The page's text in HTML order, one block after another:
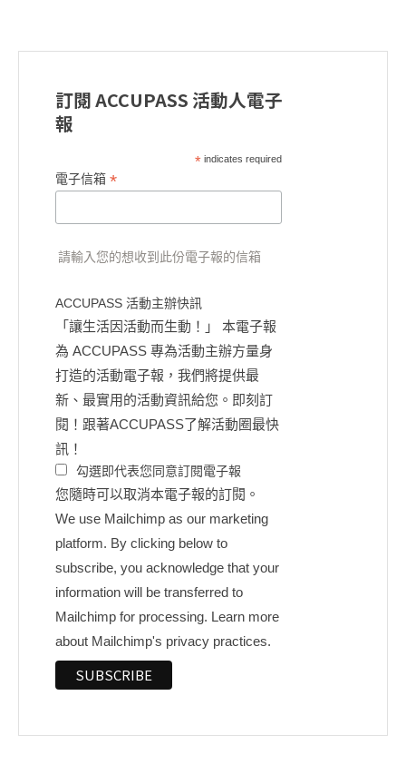
訂閱 ACCUPASS 活動人電子
報
*indicates required
電子信箱 *
請輸入您的想收到此份電子報的信箱
ACCUPASS 活動主辦快訊
「讓生活因活動而生動！」 本電子報
為 ACCUPASS 專為活動主辦方量身
打造的活動電子報，我們將提供最
新、最實用的活動資訊給您。即刻訂
閱！跟著ACCUPASS了解活動圈最快
訊！
勾選即代表您同意訂閱電子報
您隨時可以取消本電子報的訂閱。
We use Mailchimp as our marketing
platform. By clicking below to
subscribe, you acknowledge that your
information will be transferred to
Mailchimp for processing. Learn more
about Mailchimp's privacy practices.